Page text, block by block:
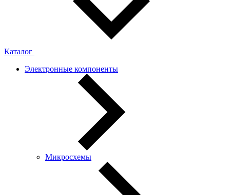
Каталог
Электронные компоненты
Микросхемы